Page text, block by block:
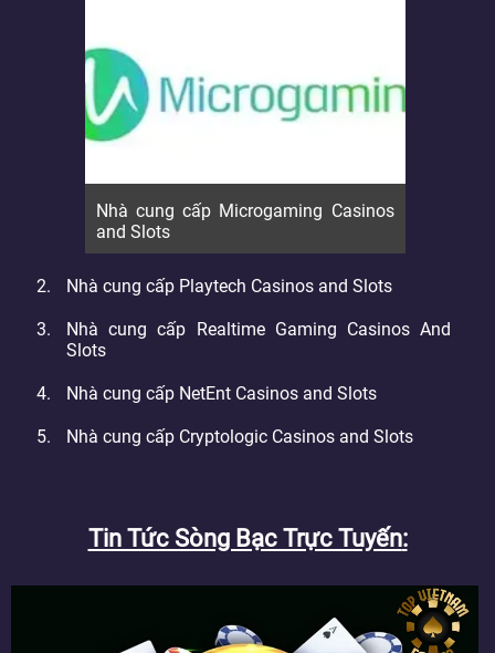
Nhà cung cấp Microgaming Casinos
and Slots
Nhà cung cấp Playtech Casinos and Slots
Nhà cung cấp Realtime Gaming Casinos And
Slots
Nhà cung cấp NetEnt Casinos and Slots
Nhà cung cấp Cryptologic Casinos and Slots
Tin Tức Sòng Bạc Trực Tuyến